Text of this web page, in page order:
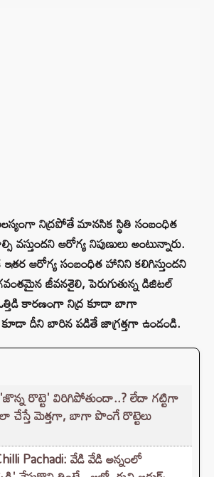
నిద్రపోతే మానసిక స్థితి సంబంధిత
వస్తుందని ఆరోగ్య నిపుణులు అంటున్నారు.
ఆరోగ్య సంబంధిత హానిని కలిగిస్తుందని
జీవనశైలి, పెరుగుతున్న డిజిటల్
కారణంగా నిద్ర కూడా బాగా
దీని బారిన పడితే జాగ్రత్తగా ఉండండి.
రొట్టె' విరిగిపోతుందా..? లేదా గట్టిగా
చేస్తే మెత్తగా, బాగా పొంగే రొట్టెలు
Pachadi: వేడి వేడి అన్నంలో